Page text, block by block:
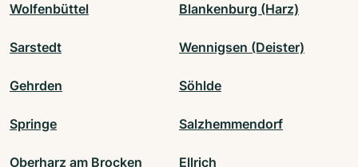
Wolfenbüttel Blankenburg (Harz)
Sarstedt Wennigsen (Deister)
Gehrden Söhlde
Springe Salzhemmendorf
Oberharz am Brocken Ellrich